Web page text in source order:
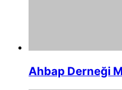
Ahbap Derneği